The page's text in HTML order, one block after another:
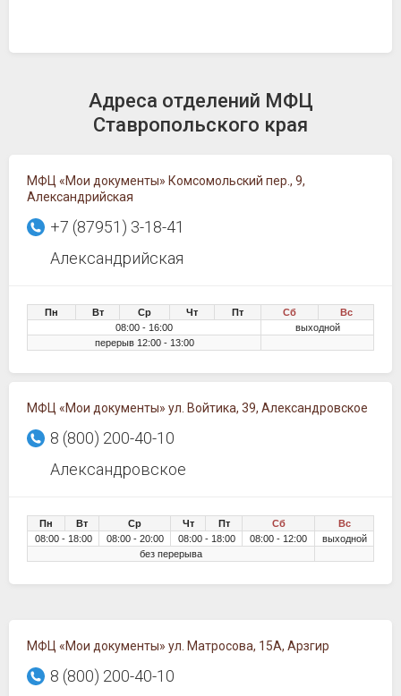
Адреса отделений МФЦ
Ставропольского края
МФЦ «Мои документы» Комсомольский пер., 9,
Александрийская
+7 (87951) 3-18-41
Александрийская
Пн Вт Ср Чт Пт Сб
Вс
08:00 - 16:00
выходной
перерыв 12:00 - 13:00
МФЦ «Мои документы» ул. Войтика, 39, Александровское
8 (800) 200-40-10
Александровское
Пн Вт Ср Чт Пт Сб
Вс
08:00 - 18:00
08:00 - 20:00 08:00 - 18:00 08:00 - 12:00
выходной
без перерыва
МФЦ «Мои документы» ул. Матросова, 15А, Арзгир
8 (800) 200-40-10